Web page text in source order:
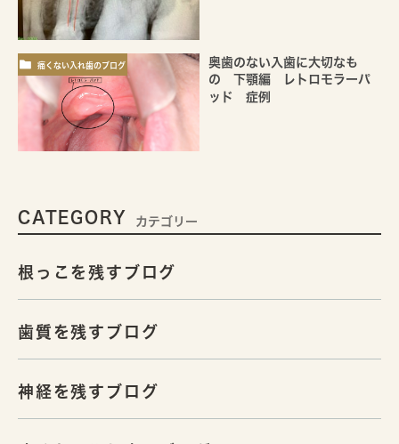
痛くない入れ歯のブログ
奥歯のない入歯に大切なも
の 下顎編 レトロモラーパ
ッド 症例
CATEGORY カテゴリー
根っこを残すブログ
歯質を残すブログ
神経を残すブログ